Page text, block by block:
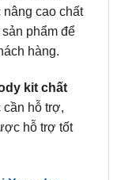
hàng.
kit chất
hỗ trợ tốt
Xpander